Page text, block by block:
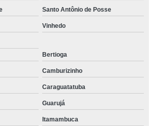
Santo Antônio de Posse
Vinhedo
Bertioga
Camburizinho
Caraguatatuba
Guarujá
Itamambuca